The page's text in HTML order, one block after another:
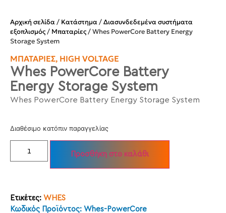
Αρχική σελίδα/ Κατάστημα/Διασυνδεδεμένα συστήματα
εξοπλισμός/ Μπαταρίες/ Whes PowerCore Battery Energy
Storage System
ΜΠΑΤΑΡΊΕΣ, HIGH VOLTAGE
Whes PowerCore Battery
Energy Storage System
Whes PowerCore Battery Energy Storage System
Διαθέσιμο κατόπιν παραγγελίας
Προσθήκη στο καλάθι
Ετικέτες: WHES
Κωδικός Προϊόντος: Whes-PowerCore